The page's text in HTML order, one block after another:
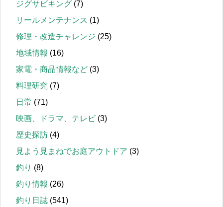
ジグサビキング (7)
リールメンテナンス (1)
修理・改造チャレンジ (25)
地域情報 (16)
家電・商品情報など (3)
料理研究 (7)
日常 (71)
映画、ドラマ、テレビ (3)
歴史探訪 (4)
見よう見まねでお庭アウトドア (3)
釣り (8)
釣り情報 (26)
釣り日誌 (541)